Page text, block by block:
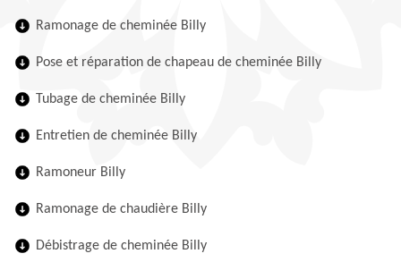
Ramonage de cheminée Billy
Pose et réparation de chapeau de cheminée Billy
Tubage de cheminée Billy
Entretien de cheminée Billy
Ramoneur Billy
Ramonage de chaudière Billy
Débistrage de cheminée Billy